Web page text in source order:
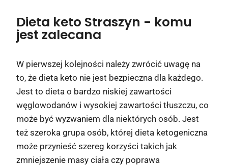
Dieta keto Straszyn - komu
jest zalecana
W pierwszej kolejności należy zwrócić uwagę na
to, że dieta keto nie jest bezpieczna dla każdego.
Jest to dieta o bardzo niskiej zawartości
węglowodanów i wysokiej zawartości tłuszczu, co
może być wyzwaniem dla niektórych osób. Jest
też szeroka grupa osób, której dieta ketogeniczna
może przynieść szereg korzyści takich jak
zmniejszenie masy ciała czy poprawa